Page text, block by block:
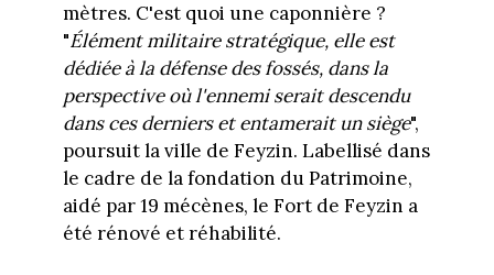
mètres. C'est quoi une caponnière ?
"Élément militaire stratégique, elle est
dédiée à la défense des fossés, dans la
perspective où l'ennemi serait descendu
dans ces derniers et entamerait un siège",
poursuit la ville de Feyzin. Labellisé dans
le cadre de la fondation du Patrimoine,
aidé par 19 mécènes, le Fort de Feyzin a
été rénové et réhabilité.